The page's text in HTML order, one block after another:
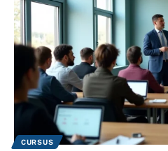
CURSUS